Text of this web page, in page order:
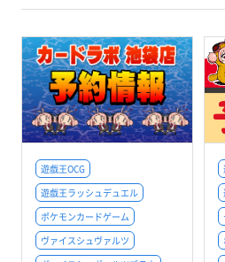
遊戯王OCG
遊戯王ラッシュデュエル
ポケモンカードゲーム
ヴァイスシュヴァルツ